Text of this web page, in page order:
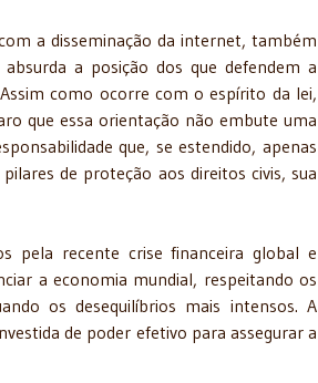
a disseminação da internet, também
a posição dos que defendem a
como ocorre com o espírito da lei,
que essa orientação não embute uma
que, se estendido, apenas
de proteção aos direitos civis, sua
pela recente crise financeira global e
a economia mundial, respeitando os
os desequilíbrios mais intensos. A
de poder efetivo para assegurar a